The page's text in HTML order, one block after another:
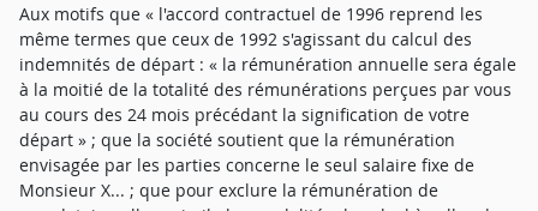
Aux motifs que « l'accord contractuel de 1996 reprend les
même termes que ceux de 1992 s'agissant du calcul des
indemnités de départ : « la rémunération annuelle sera égale
à la moitié de la totalité des rémunérations perçues par vous
au cours des 24 mois précédant la signification de votre
départ » ; que la société soutient que la rémunération
envisagée par les parties concerne le seul salaire fixe de
Monsieur X... ; que pour exclure la rémunération de